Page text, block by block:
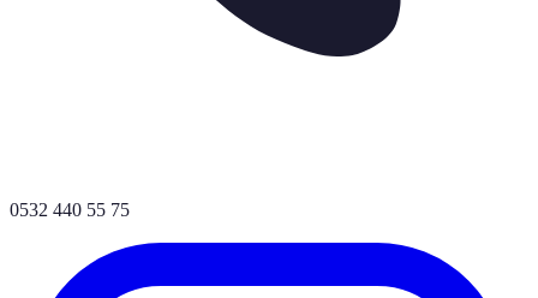
0532 440 55 75